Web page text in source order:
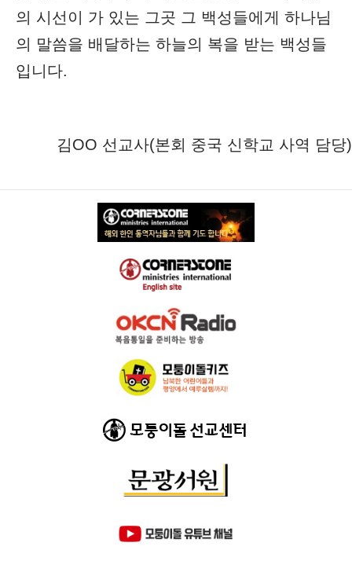
의 시선이 가 있는 그곳 그 백성들에게 하나님
의 말씀을 배달하는 하늘의 복을 받는 백성들
입니다.
김OO 선교사(본회 중국 신학교 사역 담당)